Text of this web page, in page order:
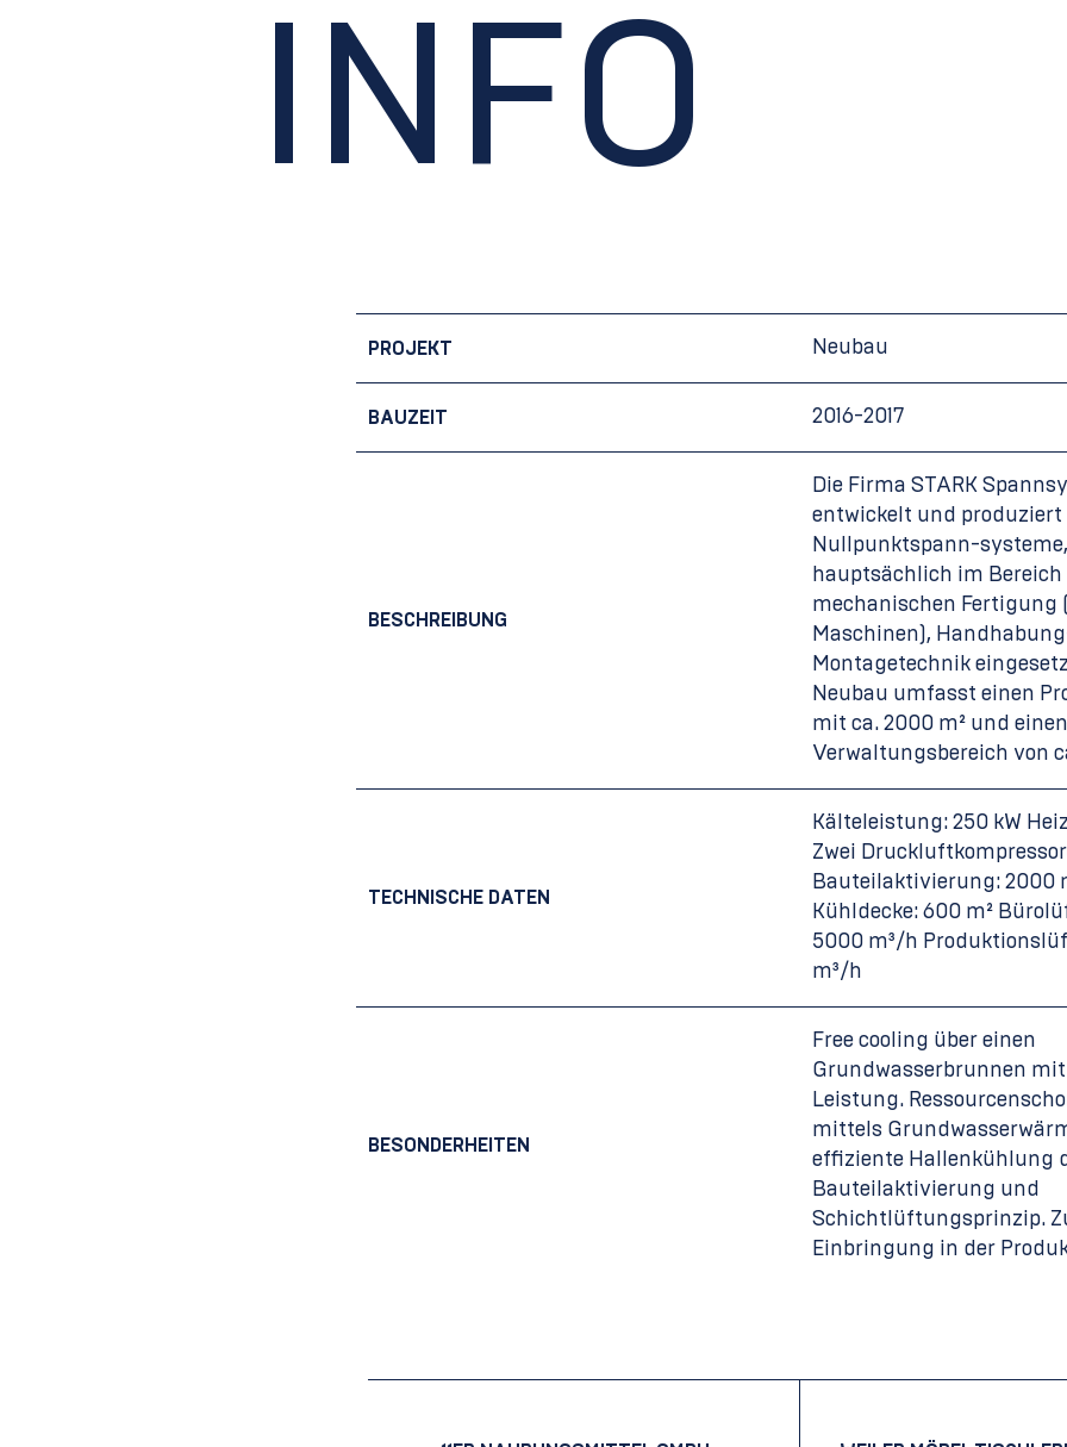
INFO
PROJEKT Neubau
BAUZEIT 2016-2017
BESCHREIBUNG
Die Firma STARK
entwickelt und produziert
Nullpunktspann-
hauptsächlich im Bereich
mechanischen Fertigung
Maschinen),
Montagetechnik
Neubau umfasst einen
mit ca. 2000 m² und einen
Verwaltungsbereich von
TECHNISCHE DATEN
Kälteleistung: 250 kW
Zwei
Bauteilaktivierung: 2000
Kühldecke: 600 m²
5000 m³/h
m³/h
BESONDERHEITEN
Free cooling über einen
Grundwasserbrunnen mit
Leistung.
mittels
effiziente Hallenkühlung
Bauteilaktivierung und
Schichtlüftungsprinzip.
Einbringung in der